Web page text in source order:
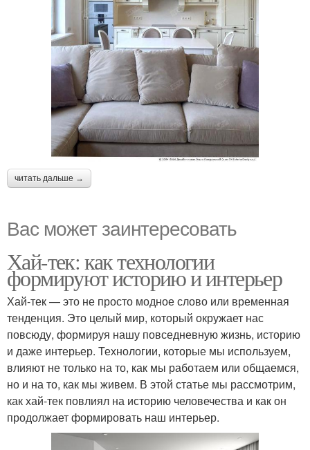
читать дальше →
Вас может заинтересовать
Хай-тек: как технологии
формируют историю и интерьер
Хай-тек — это не просто модное слово или временная
тенденция. Это целый мир, который окружает нас
повсюду, формируя нашу повседневную жизнь, историю
и даже интерьер. Технологии, которые мы используем,
влияют не только на то, как мы работаем или общаемся,
но и на то, как мы живем. В этой статье мы рассмотрим,
как хай-тек повлиял на историю человечества и как он
продолжает формировать наш интерьер.